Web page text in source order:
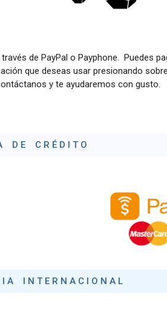
de PayPal o Payphone. Puedes
que deseas usar presionando
y te ayudaremos con gusto.
D E C R É D I T O
I A I N T E R N A C I O N A L